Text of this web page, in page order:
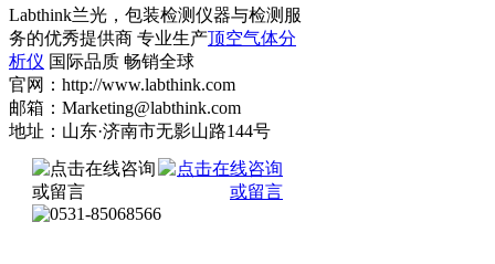
Labthink兰光，包装检测仪器与检测服
务的优秀提供商 专业生产顶空气体分
析仪 国际品质 畅销全球
官网：http://www.labthink.com
邮箱：Marketing@labthink.com
地址：山东·济南市无影山路144号